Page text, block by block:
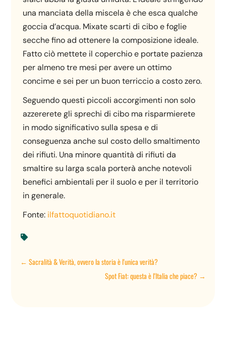
una manciata della miscela è che esca qualche
goccia d’acqua. Mixate scarti di cibo e foglie
secche fino ad ottenere la composizione ideale.
Fatto ciò mettete il coperchio e portate pazienza
per almeno tre mesi per avere un ottimo
concime e sei per un buon terriccio a costo zero.
Seguendo questi piccoli accorgimenti non solo
azzererete gli sprechi di cibo ma risparmierete
in modo significativo sulla spesa e di
conseguenza anche sul costo dello smaltimento
dei rifiuti. Una minore quantità di rifiuti da
smaltire su larga scala porterà anche notevoli
benefici ambientali per il suolo e per il territorio
in generale.
Fonte: ilfattoquotidiano.it

←Sacralità & Verità, ovvero la storia è l'unica verità?
Spot Fiat: questa è l'Italia che piace?→